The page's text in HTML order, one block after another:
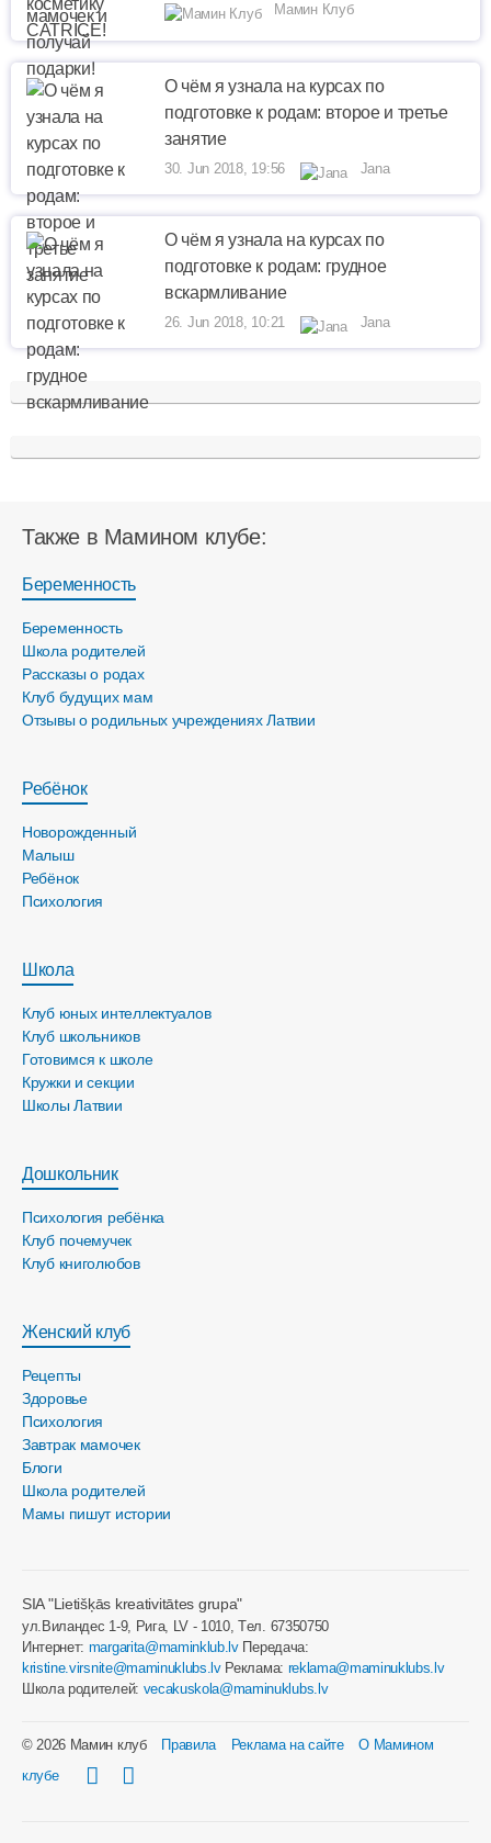
Мамин Клуб
О чём я узнала на курсах по
подготовке к родам: второе и третье
занятие
30. Jun 2018, 19:56 Jana
О чём я узнала на курсах по
подготовке к родам: грудное
вскармливание
26. Jun 2018, 10:21 Jana
Также в Мамином клубе:
Беременность
Беременность
Школа родителей
Рассказы о родах
Клуб будущих мам
Отзывы о родильных учреждениях Латвии
Ребёнок
Новорожденный
Малыш
Ребёнок
Психология
Школа
Клуб юных интеллектуалов
Клуб школьников
Готовимся к школе
Кружки и секции
Школы Латвии
Дошкольник
Психология ребёнка
Клуб почемучек
Клуб книголюбов
Женский клуб
Рецепты
Здоровье
Психология
Завтрак мамочек
Блоги
Школа родителей
Мамы пишут истории
SIA "Lietišķās kreativitātes grupa"
ул.Виландес 1-9, Рига, LV - 1010, Tел. 67350750
Интернет: margarita@maminklub.lvПередача:
kristine.virsnite@maminuklubs.lvРеклама: reklama@maminuklubs.lv
Школа родителей: vecakuskola@maminuklubs.lv
© 2026 Мамин клуб Правила Реклама на сайте
О Мамином
клубе